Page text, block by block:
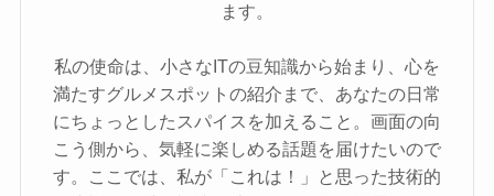
ます。
私の使命は、小さなITの豆知識から始まり、心を
満たすグルメスポットの紹介まで、あなたの日常
にちょっとしたスパイスを加えること。画面の向
こう側から、気軽に楽しめる話題を届けたいので
す。ここでは、私が「これは！」と思った技術的